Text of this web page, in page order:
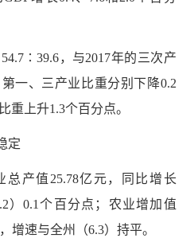
，与2017年的三次产
第一、三产业比重分别下降0.2
重上升1.3个百分点。
定
产值25.78亿元，同比增长
）0.1个百分点；农业增加值
增速与全州（6.3）持平。